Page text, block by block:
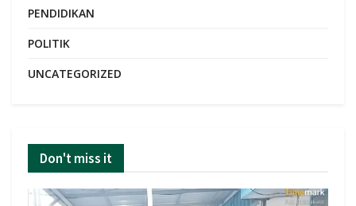
PENDIDIKAN
POLITIK
UNCATEGORIZED
Don't miss it